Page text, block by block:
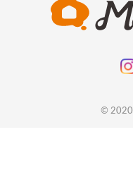
© 2020